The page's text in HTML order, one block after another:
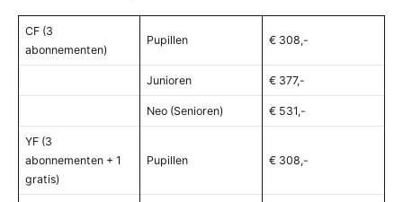
CF (3
abonnementen)
Pupillen € 308,-
Junioren € 377,-
Neo (Senioren) € 531,-
YF (3
abonnementen + 1
gratis)
Pupillen € 308,-